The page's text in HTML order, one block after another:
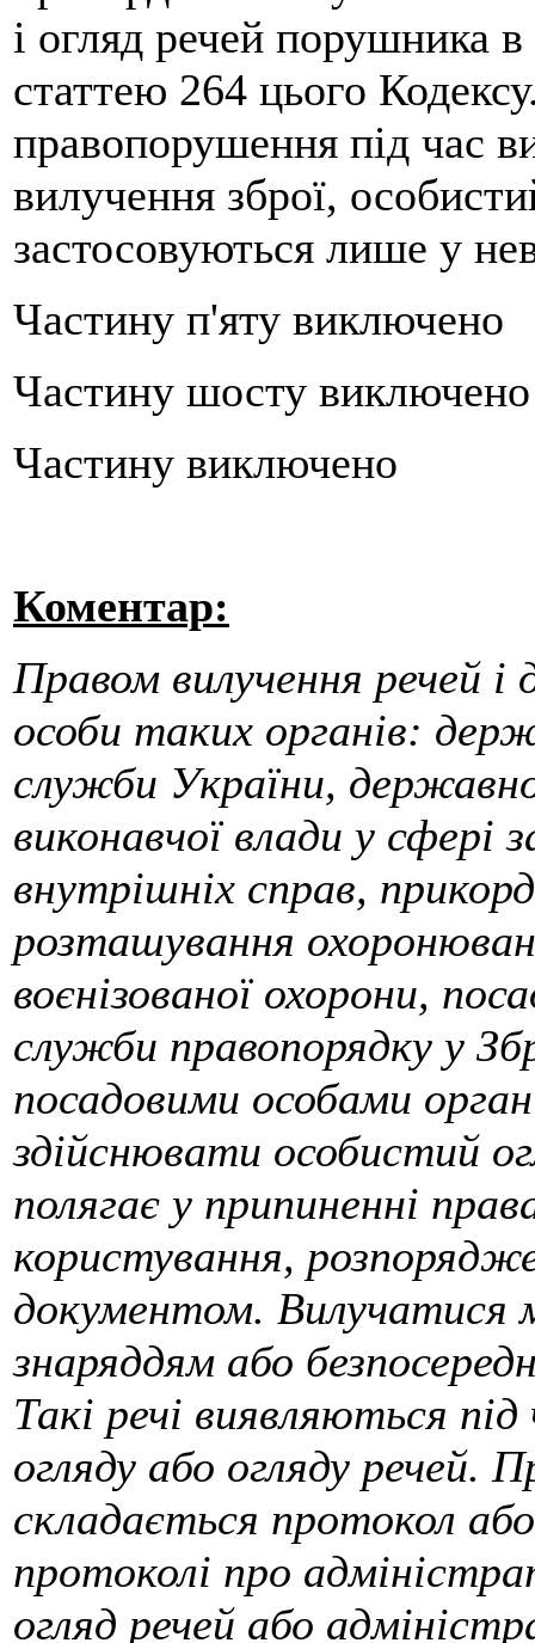
і огляд речей порушника
статтею 264 цього
правопорушення під час
вилучення зброї,
застосовуються лише у
Частину п'яту виключено
Частину шосту
Частину виключено
Коментар:
Правом вилучення речей і
особи таких органів:
служби України,
виконавчої влади у сфері
внутрішніх справ,
розташування
воєнізованої охорони,
служби правопорядку у
посадовими особами
здійснювати особистий
полягає у припиненні
користування,
документом.
знаряддям або
Такі речі виявляються
огляду або огляду речей.
складається протокол
протоколі про
огляд речей або